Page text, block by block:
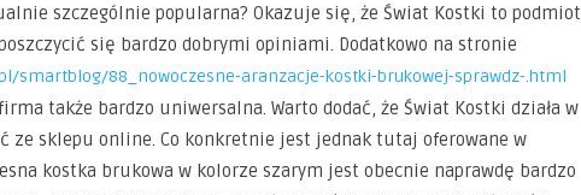
szczególnie popularna? Okazuje się, że Świat Kostki to podmiot
się bardzo dobrymi opiniami. Dodatkowo na stronie
smartblog/88_nowoczesne-aranzacje-kostki-brukowej-sprawdz-.html
także bardzo uniwersalna. Warto dodać, że Świat Kostki działa w
ze sklepu online. Co konkretnie jest jednak tutaj oferowane w
kostka brukowa w kolorze szarym jest obecnie naprawdę bardzo